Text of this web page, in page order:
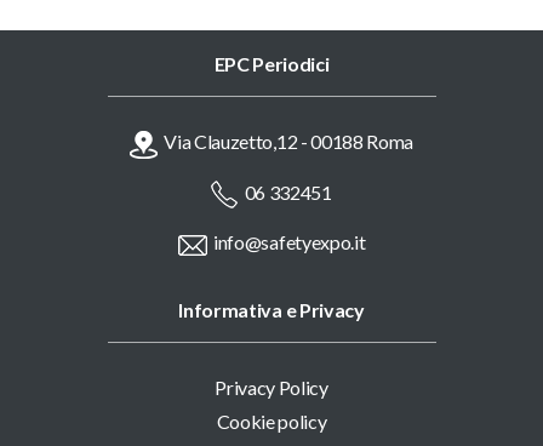
EPC Periodici
Via Clauzetto,12 - 00188 Roma
06 332451
info@safetyexpo.it
Informativa e Privacy
Privacy Policy
Cookie policy